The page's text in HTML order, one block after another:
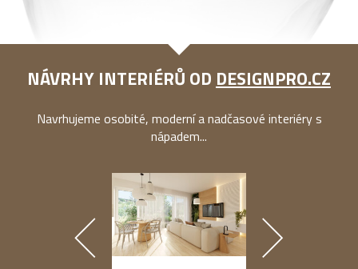
NÁVRHY INTERIÉRŮ OD DESIGNPRO.CZ
Navrhujeme osobité, moderní a nadčasové interiéry s
nápadem...